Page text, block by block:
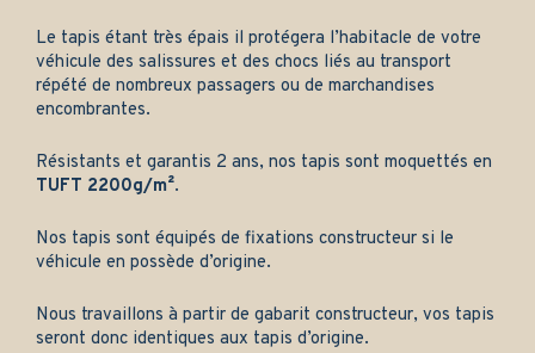
Le tapis étant très épais il protégera l’habitacle de votre
véhicule des salissures et des chocs liés au transport
répété de nombreux passagers ou de marchandises
encombrantes.
Résistants et garantis 2 ans, nos tapis sont moquettés en
TUFT 2200g/m².
Nos tapis sont équipés de fixations constructeur si le
véhicule en possède d’origine.
Nous travaillons à partir de gabarit constructeur, vos tapis
seront donc identiques aux tapis d’origine.